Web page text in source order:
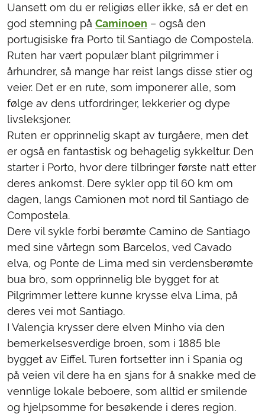
Uansett om du er religiøs eller ikke, så er det en
god stemning påCaminoen – også den
portugisiske fra Porto til Santiago de Compostela.
Ruten har vært populær blant pilgrimmer i
århundrer, så mange har reist langs disse stier og
veier. Det er en rute, som imponerer alle, som
følge av dens utfordringer, lekkerier og dype
livsleksjoner.
Ruten er opprinnelig skapt av turgåere, men det
er også en fantastisk og behagelig sykkeltur. Den
starter i Porto, hvor dere tilbringer første natt etter
deres ankomst. Dere sykler opp til 60 km om
dagen, langs Camionen mot nord til Santiago de
Compostela.
Dere vil sykle forbi berømte Camino de Santiago
med sine vårtegn som Barcelos, ved Cavado
elva, og Ponte de Lima med sin verdensberømte
bua bro, som opprinnelig ble bygget for at
Pilgrimmer lettere kunne krysse elva Lima, på
deres vei mot Santiago.
I Valençia krysser dere elven Minho via den
bemerkelsesverdige broen, som i 1885 ble
bygget av Eiffel. Turen fortsetter inn i Spania og
på veien vil dere ha en sjans for å snakke med de
vennlige lokale beboere, som alltid er smilende
og hjelpsomme for besøkende i deres region.